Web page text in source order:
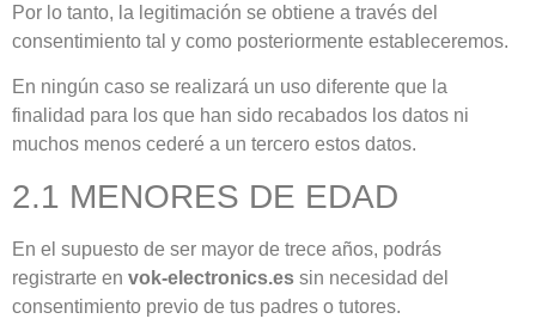
Por lo tanto, la legitimación se obtiene a través del
consentimiento tal y como posteriormente estableceremos.
En ningún caso se realizará un uso diferente que la
finalidad para los que han sido recabados los datos ni
muchos menos cederé a un tercero estos datos.
2.1 MENORES DE EDAD
En el supuesto de ser mayor de trece años, podrás
registrarte en vok-electronics.es sin necesidad del
consentimiento previo de tus padres o tutores.